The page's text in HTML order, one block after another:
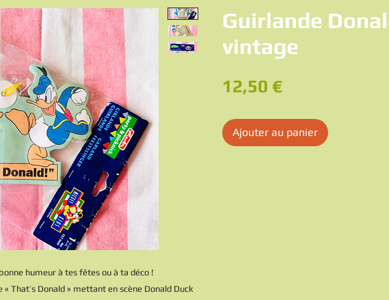
humeur à tes fêtes ou à ta déco !
That’s Donald » mettant en scène Donald Duck
Guirlande
vintage
12,50 €Prix
Ajouter au panier